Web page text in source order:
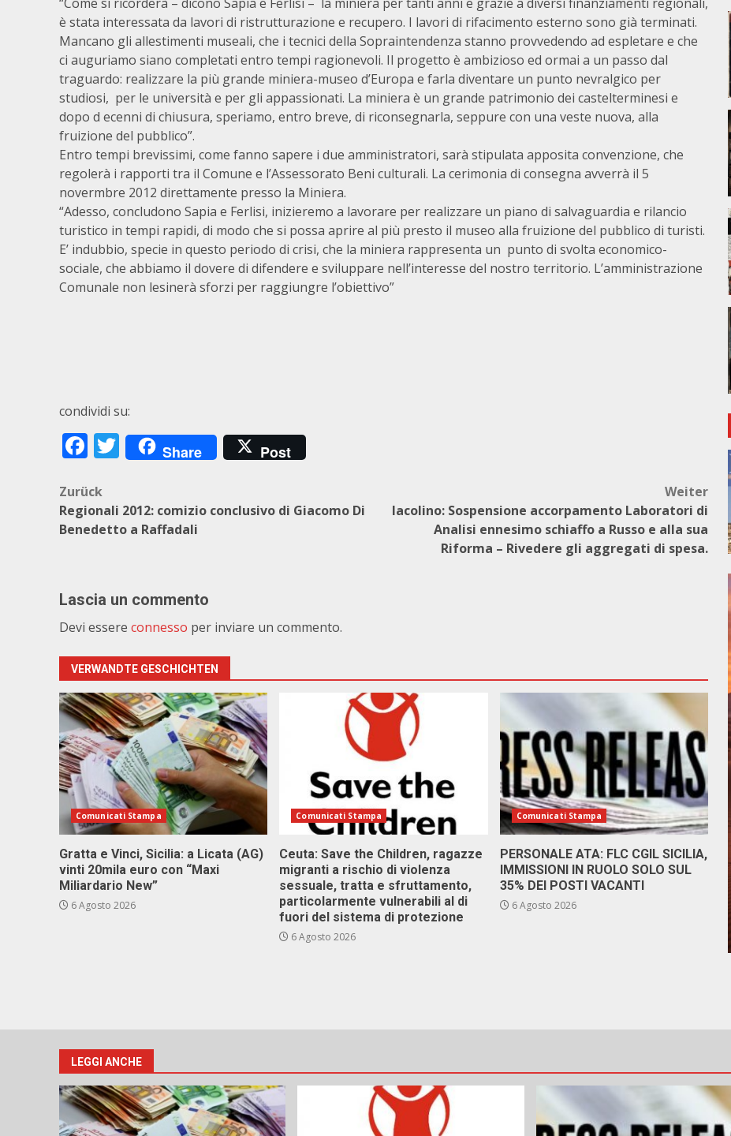
è stata interessata da lavori di ristrutturazione e recupero. I lavori di rifacimento esterno sono già terminati.
Mancano gli allestimenti museali, che i tecnici della Sopraintendenza stanno provvedendo ad espletare e che
ci auguriamo siano completati entro tempi ragionevoli. Il progetto è ambizioso ed ormai a un passo dal
traguardo: realizzare la più grande miniera-museo d’Europa e farla diventare un punto nevralgico per
studiosi, per le università e per gli appassionati. La miniera è un grande patrimonio dei castelterminesi e
dopo d ecenni di chiusura, speriamo, entro breve, di riconsegnarla, seppure con una veste nuova, alla
fruizione del pubblico”.
Entro tempi brevissimi, come fanno sapere i due amministratori, sarà stipulata apposita convenzione, che
regolerà i rapporti tra il Comune e l’Assessorato Beni culturali. La cerimonia di consegna avverrà il 5
novermbre 2012 direttamente presso la Miniera.
“Adesso, concludono Sapia e Ferlisi, inizieremo a lavorare per realizzare un piano di salvaguardia e rilancio
turistico in tempi rapidi, di modo che si possa aprire al più presto il museo alla fruizione del pubblico di turisti.
E’ indubbio, specie in questo periodo di crisi, che la miniera rappresenta un punto di svolta economico-
sociale, che abbiamo il dovere di difendere e sviluppare nell’interesse del nostro territorio. L’amministrazione
Comunale non lesinerà sforzi per raggiungre l’obiettivo”
condividi su:
Facebook
Twitter
Share Post
Beitragsnavigation
Zurück
Regionali 2012: comizio conclusivo di Giacomo Di
Benedetto a Raffadali
Weiter
Iacolino: Sospensione accorpamento Laboratori di
Analisi ennesimo schiaffo a Russo e alla sua
Riforma – Rivedere gli aggregati di spesa.
Lascia un commento
Devi essere connesso per inviare un commento.
VERWANDTE GESCHICHTEN
Comunicati Stampa
Gratta e Vinci, Sicilia: a Licata (AG)
vinti 20mila euro con “Maxi
Miliardario New”
6 Agosto 2026
Comunicati Stampa
Ceuta: Save the Children, ragazze
migranti a rischio di violenza
sessuale, tratta e sfruttamento,
particolarmente vulnerabili al di
fuori del sistema di protezione
6 Agosto 2026
Comunicati Stampa
PERSONALE ATA: FLC CGIL SICILIA,
IMMISSIONI IN RUOLO SOLO SUL
35% DEI POSTI VACANTI
6 Agosto 2026
LEGGI ANCHE